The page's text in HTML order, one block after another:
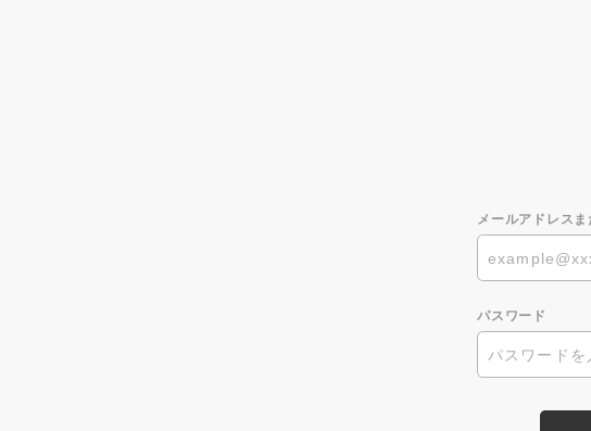
メールアドレス
パスワード